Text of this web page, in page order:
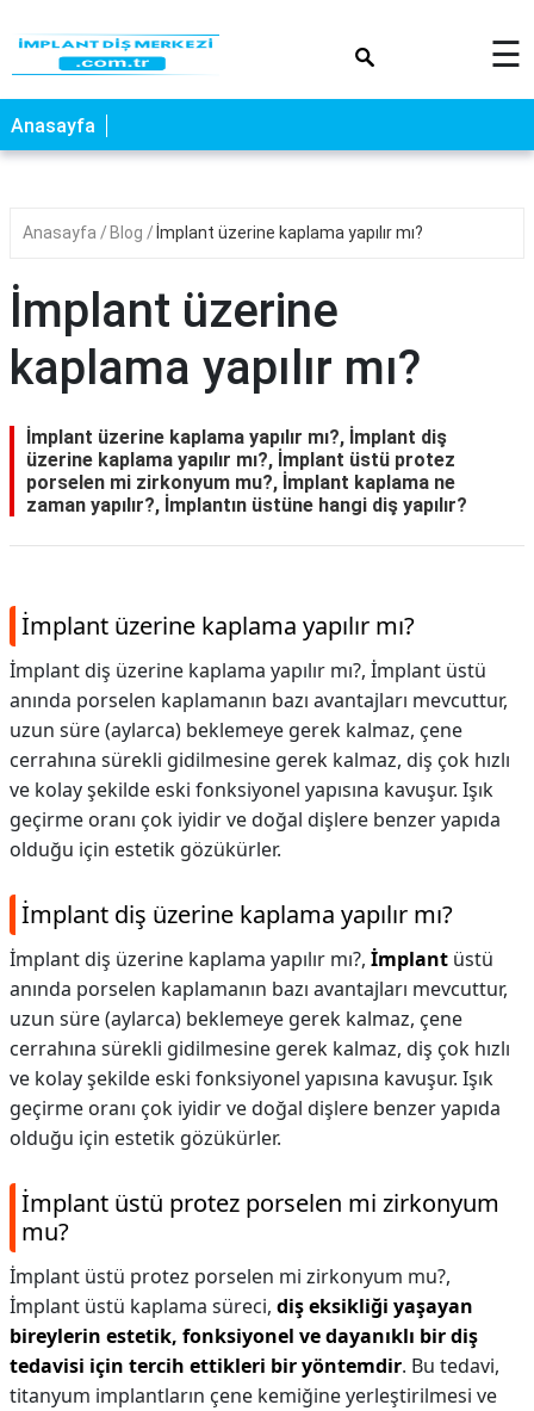
☰
Anasayfa
Anasayfa Blog İmplant üzerine kaplama yapılır mı?
İmplant üzerine
kaplama yapılır mı?
İmplant üzerine kaplama yapılır mı?, İmplant diş
üzerine kaplama yapılır mı?, İmplant üstü protez
porselen mi zirkonyum mu?, İmplant kaplama ne
zaman yapılır?, İmplantın üstüne hangi diş yapılır?
İmplant üzerine kaplama yapılır mı?
İmplant diş üzerine kaplama yapılır mı?, İmplant üstü
anında porselen kaplamanın bazı avantajları mevcuttur,
uzun süre (aylarca) beklemeye gerek kalmaz, çene
cerrahına sürekli gidilmesine gerek kalmaz, diş çok hızlı
ve kolay şekilde eski fonksiyonel yapısına kavuşur. Işık
geçirme oranı çok iyidir ve doğal dişlere benzer yapıda
olduğu için estetik gözükürler.
İmplant diş üzerine kaplama yapılır mı?
İmplant diş üzerine kaplama yapılır mı?, İmplant üstü
anında porselen kaplamanın bazı avantajları mevcuttur,
uzun süre (aylarca) beklemeye gerek kalmaz, çene
cerrahına sürekli gidilmesine gerek kalmaz, diş çok hızlı
ve kolay şekilde eski fonksiyonel yapısına kavuşur. Işık
geçirme oranı çok iyidir ve doğal dişlere benzer yapıda
olduğu için estetik gözükürler.
İmplant üstü protez porselen mi zirkonyum
mu?
İmplant üstü protez porselen mi zirkonyum mu?,
İmplant üstü kaplama süreci, diş eksikliği yaşayan
bireylerin estetik, fonksiyonel ve dayanıklı bir diş
tedavisi için tercih ettikleri bir yöntemdir. Bu tedavi,
titanyum implantların çene kemiğine yerleştirilmesi ve